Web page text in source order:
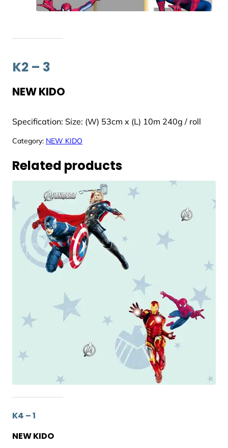
K2 – 3
NEW KIDO
Specification: Size: (W) 53cm x (L) 10m 240g / roll
Category: NEW KIDO
Related products
K4 – 1
NEW KIDO